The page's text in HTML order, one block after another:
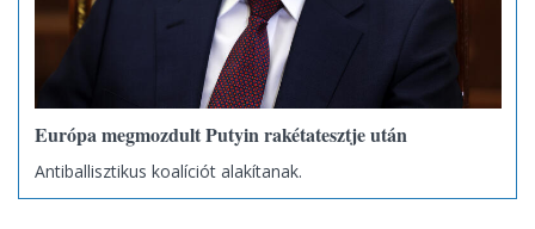
Európa megmozdult Putyin rakétatesztje után
Antiballisztikus koalíciót alakítanak.